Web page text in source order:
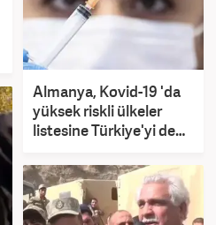
Almanya, Kovid-19 'da
yüksek riskli ülkeler
listesine Türkiye'yi de